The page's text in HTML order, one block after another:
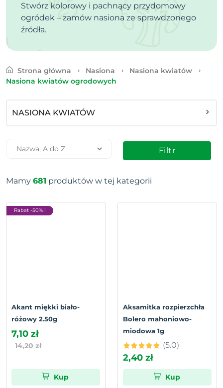
Stwórz kolorowy i pachnący przydomowy
ogródek – zamów nasiona ze sprawdzonego
źródła.
Strona główna Nasiona
Nasiona kwiatów
Nasiona kwiatów ogrodowych
NASIONA KWIATÓW
Filtr
Mamy 681 produktów w tej kategorii
Rabat -50% !
Akant miękki biało-
różowy 2.50g
7,10 zł
14,20 zł
Kup
Aksamitka rozpierzchła
Bolero mahoniowo-
miodowa 1g
(5.0)
2,40 zł
Kup